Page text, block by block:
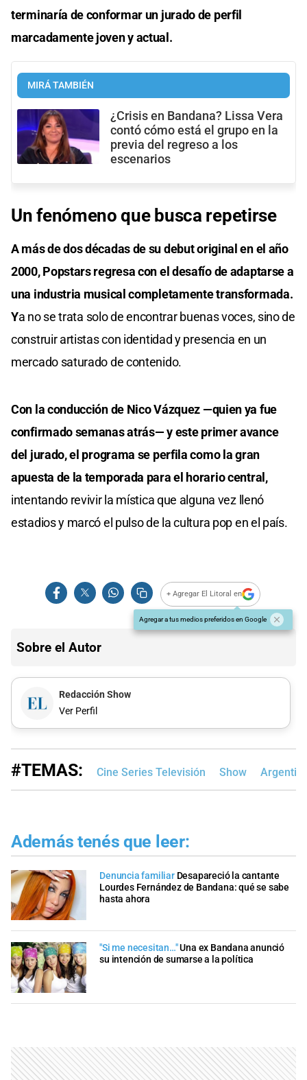
terminaría de conformar un jurado de perfil
marcadamente joven y actual.
MIRÁ TAMBIÉN
¿Crisis en Bandana? Lissa Vera
contó cómo está el grupo en la
previa del regreso a los
escenarios
Un fenómeno que busca repetirse
A más de dos décadas de su debut original en el año
2000, Popstars regresa con el desafío de adaptarse a
una industria musical completamente transformada.
Ya no se trata solo de encontrar buenas voces, sino de
construir artistas con identidad y presencia en un
mercado saturado de contenido.
Con la conducción de Nico Vázquez —quien ya fue
confirmado semanas atrás— y este primer avance
del jurado, el programa se perfila como la gran
apuesta de la temporada para el horario central,
intentando revivir la mística que alguna vez llenó
estadios y marcó el pulso de la cultura pop en el país.
+ Agregar El Litoral en
Agregar a tus medios preferidos en Google
Sobre el Autor
Redacción Show
Ver Perfil
#TEMAS: Cine Series Televisión Show
Además tenés que leer:
Denuncia familiar Desapareció la cantante
Lourdes Fernández de Bandana: qué se sabe
hasta ahora
"Si me necesitan…"Una ex Bandana anunció
su intención de sumarse a la política